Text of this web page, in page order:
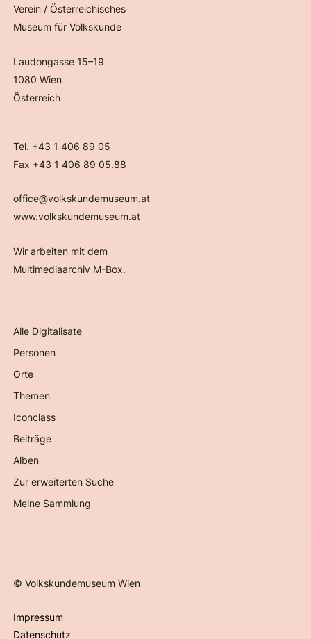
Verein / Österreichisches
Museum für Volkskunde
Laudongasse 15–19
1080 Wien
Österreich
Tel. +43 1 406 89 05
Fax +43 1 406 89 05.88
office@volkskundemuseum.at
www.volkskundemuseum.at
Wir arbeiten mit dem
Multimediaarchiv M-Box.
Alle Digitalisate
Personen
Orte
Themen
Iconclass
Beiträge
Alben
Zur erweiterten Suche
Meine Sammlung
©Volkskundemuseum Wien
Impressum
Datenschutz